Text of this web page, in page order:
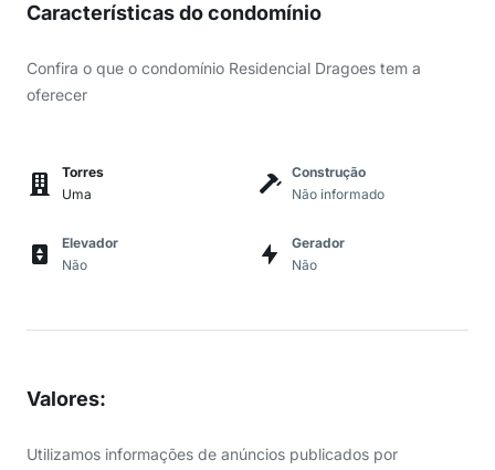
Características do condomínio
Confira o que o condomínio Residencial Dragoes tem a
oferecer
Torres
Uma
Construção
Não informado
Elevador
Não
Gerador
Não
Valores:
Utilizamos informações de anúncios publicados por